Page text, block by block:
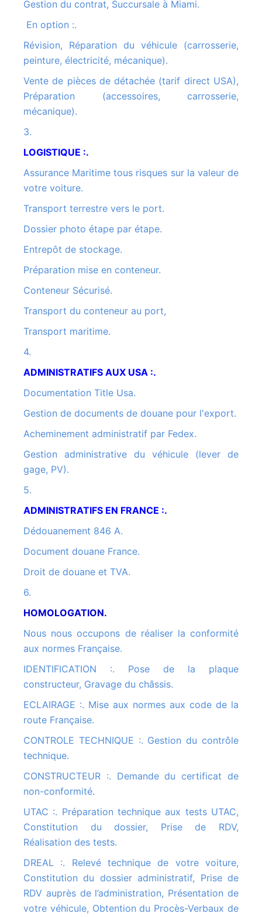
Gestion du contrat, Succursale à Miami.
En option :.
Révision, Réparation du véhicule (carrosserie,
peinture, électricité, mécanique).
Vente de pièces de détachée (tarif direct USA),
Préparation (accessoires, carrosserie,
mécanique).
3.
LOGISTIQUE :.
Assurance Maritime tous risques sur la valeur de
votre voiture.
Transport terrestre vers le port.
Dossier photo étape par étape.
Entrepôt de stockage.
Préparation mise en conteneur.
Conteneur Sécurisé.
Transport du conteneur au port,
Transport maritime.
4.
ADMINISTRATIFS AUX USA :.
Documentation Title Usa.
Gestion de documents de douane pour l'export.
Acheminement administratif par Fedex.
Gestion administrative du véhicule (lever de
gage, PV).
5.
ADMINISTRATIFS EN FRANCE :.
Dédouanement 846 A.
Document douane France.
Droit de douane et TVA.
6.
HOMOLOGATION.
Nous nous occupons de réaliser la conformité
aux normes Française.
IDENTIFICATION :. Pose de la plaque
constructeur, Gravage du châssis.
ECLAIRAGE :. Mise aux normes aux code de la
route Française.
CONTROLE TECHNIQUE :. Gestion du contrôle
technique.
CONSTRUCTEUR :. Demande du certificat de
non-conformité.
UTAC :. Préparation technique aux tests UTAC,
Constitution du dossier, Prise de RDV,
Réalisation des tests.
DREAL :. Relevé technique de votre voiture,
Constitution du dossier administratif, Prise de
RDV auprès de l’administration, Présentation de
votre véhicule, Obtention du Procès-Verbaux de